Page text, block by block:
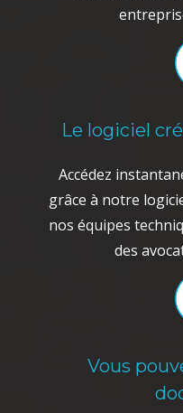
Le logiciel
Accédez
grâce à notre
nos équipes
des
Vous